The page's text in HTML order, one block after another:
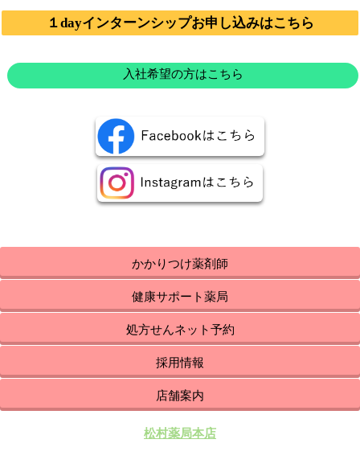
１dayインターンシップお申し込みはこちら
入社希望の方はこちら
かかりつけ薬剤師
健康サポート薬局
処方せんネット予約
採用情報
店舗案内
松村薬局本店